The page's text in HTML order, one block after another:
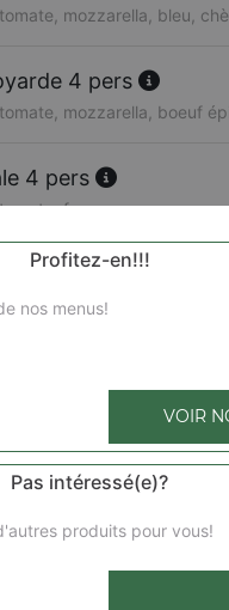
mozzarella, bleu,
4 pers
mozzarella, boeuf
4 pers
fromage, merguez,
4 pers
mozzarella, épaule,
4 pers
tomate, mozzarella, chorizo,
4 pers
tomate, mozzarella, poulet,
Profitez-en!!!
nos menus!
VOIR
Pas intéressé(e)?
produits pour vous!